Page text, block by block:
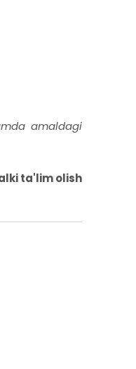
amaldagi
ta'lim olish